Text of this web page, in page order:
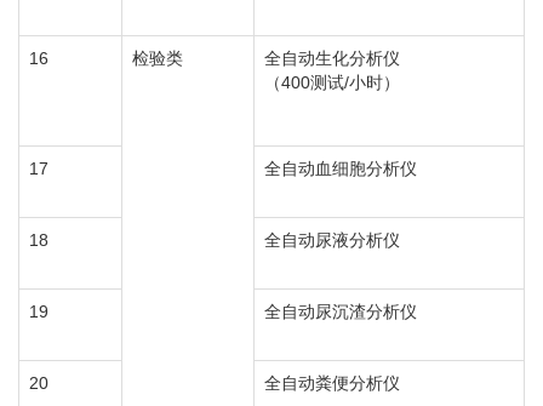
16 检验类
全自动生化分析仪
（400测试/小时）
17 全自动血细胞分析仪
18 全自动尿液分析仪
19 全自动尿沉渣分析仪
20 全自动粪便分析仪